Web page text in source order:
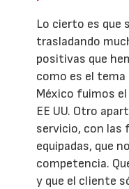
Lo cierto es que
trasladando
positivas que
como es el tema
México fuimos
EE UU. Otro
servicio, con
equipadas, que
competencia.
y que el cliente